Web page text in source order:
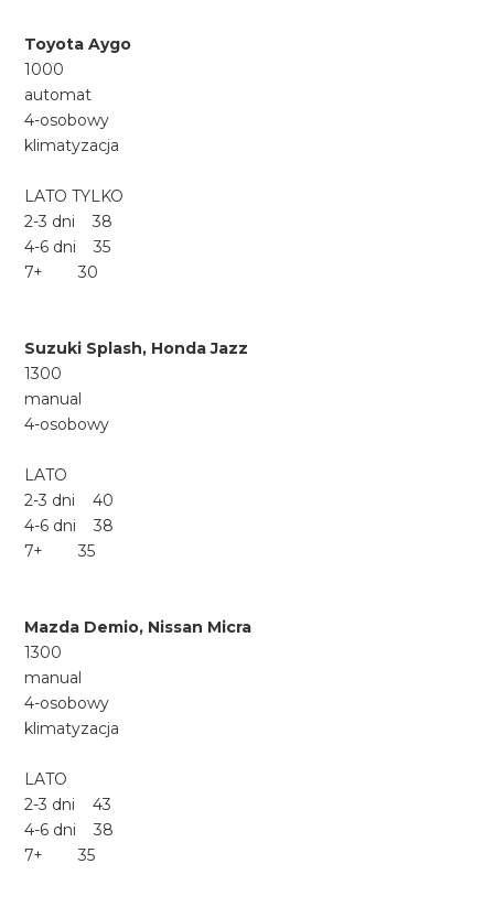
Toyota Aygo
1000
automat
4-osobowy
klimatyzacja
LATO TYLKO
2-3 dni 38
4-6 dni 35
7+ 30
Suzuki Splash, Honda Jazz
1300
manual
4-osobowy
LATO
2-3 dni 40
4-6 dni 38
7+ 35
Mazda Demio, Nissan Micra
1300
manual
4-osobowy
klimatyzacja
LATO
2-3 dni 43
4-6 dni 38
7+ 35